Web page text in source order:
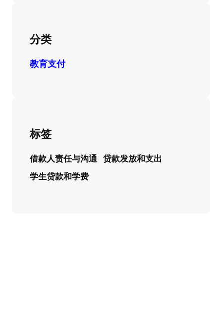
分类
教育支付
标签
借款人责任与沟通 贷款发放和支出
学生贷款和学费